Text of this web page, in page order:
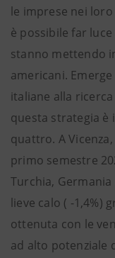
le imprese nei
è possibile far
stanno mettendo
americani.
italiane alla
questa strategia è
quattro. A
primo semestre
Turchia,
lieve calo ( -1,4%)
ottenuta con le
ad alto potenziale